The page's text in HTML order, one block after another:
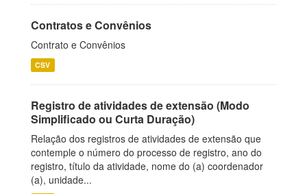
Contratos e Convênios
Contrato e Convênios
CSV
Registro de atividades de extensão (Modo
Simplificado ou Curta Duração)
Relação dos registros de atividades de extensão que
contemple o número do processo de registro, ano do
registro, título da atividade, nome do (a) coordenador
(a), unidade...